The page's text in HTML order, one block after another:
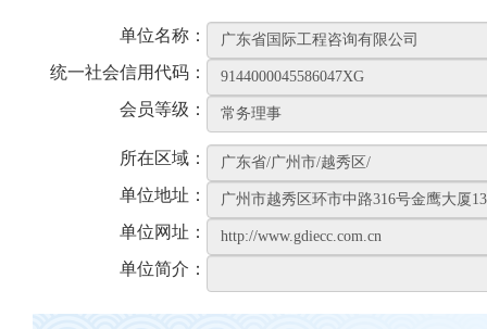
单位名称：
统一社会信用代码：
会员等级：
所在区域：
单位地址：
单位网址：
单位简介：